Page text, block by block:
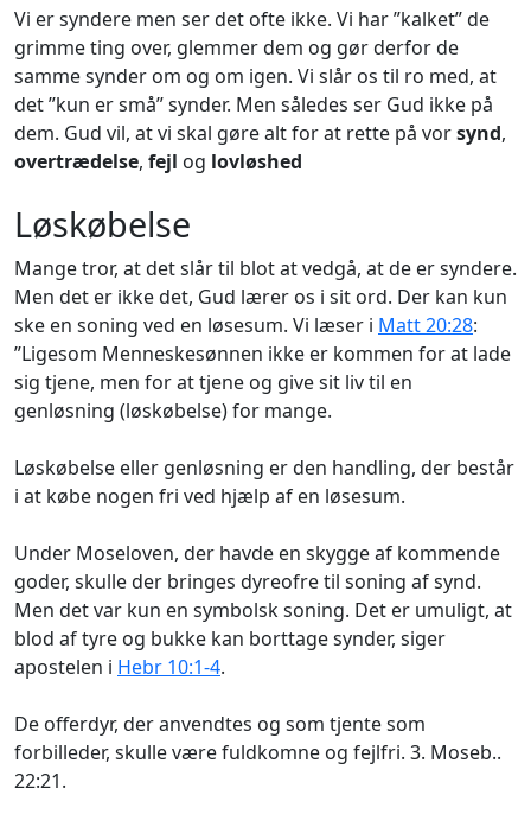
Vi er syndere men ser det ofte ikke. Vi har ”kalket” de
grimme ting over, glemmer dem og gør derfor de
samme synder om og om igen. Vi slår os til ro med, at
det ”kun er små” synder. Men således ser Gud ikke på
dem. Gud vil, at vi skal gøre alt for at rette på vorsynd,
overtrædelse, fejl og lovløshed
Løskøbelse
Mange tror, at det slår til blot at vedgå, at de er syndere.
Men det er ikke det, Gud lærer os i sit ord. Der kan kun
ske en soning ved en løsesum. Vi læser i Matt 20:28:
”Ligesom Menneskesønnen ikke er kommen for at lade
sig tjene, men for at tjene og give sit liv til en
genløsning (løskøbelse) for mange.
Løskøbelse eller genløsning er den handling, der består
i at købe nogen fri ved hjælp af en løsesum.
Under Moseloven, der havde en skygge af kommende
goder, skulle der bringes dyreofre til soning af synd.
Men det var kun en symbolsk soning. Det er umuligt, at
blod af tyre og bukke kan borttage synder, siger
apostelen i Hebr 10:1-4.
De offerdyr, der anvendtes og som tjente som
forbilleder, skulle være fuldkomne og fejlfri. 3. Moseb..
22:21.